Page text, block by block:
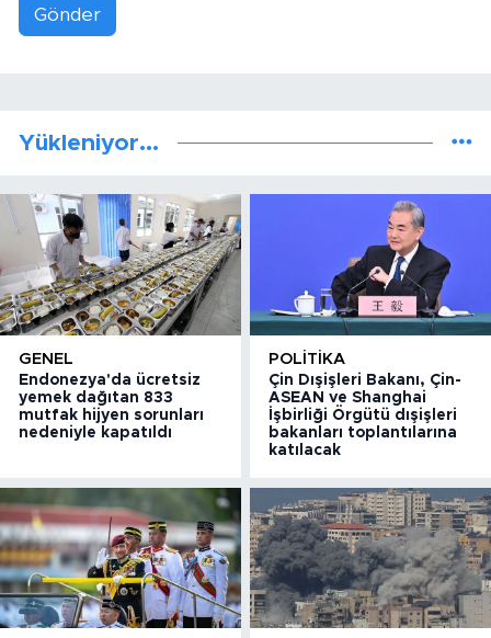
Gönder
Yükleniyor...
GENEL
Endonezya'da ücretsiz
yemek dağıtan 833
mutfak hijyen sorunları
nedeniyle kapatıldı
POLITIKA
Çin Dışişleri Bakanı, Çin-
ASEAN ve Shanghai
İşbirliği Örgütü dışişleri
bakanları toplantılarına
katılacak